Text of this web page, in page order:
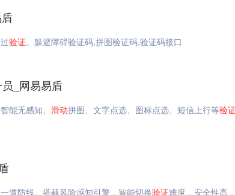
验证。躲避障碍验证码,拼图验证码,验证码接口
_网易易盾
能无感知、 滑动拼图、文字点选、图标点选、短信上行等验证
道防线。搭载风险感知引擎，智能切换验证难度，安全性高